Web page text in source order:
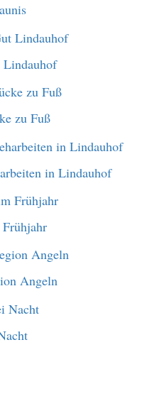
Lindauhof
zu Fuß
in Lindauhof
Angeln